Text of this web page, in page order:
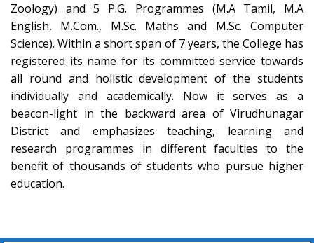
Zoology) and 5 P.G. Programmes (M.A Tamil, M.A
English, M.Com., M.Sc. Maths and M.Sc. Computer
Science). Within a short span of 7 years, the College has
registered its name for its committed service towards
all round and holistic development of the students
individually and academically. Now it serves as a
beacon-light in the backward area of Virudhunagar
District and emphasizes teaching, learning and
research programmes in different faculties to the
benefit of thousands of students who pursue higher
education.